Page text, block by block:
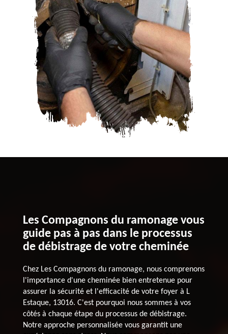
Les Compagnons du ramonage vous
guide pas à pas dans le processus
de débistrage de votre cheminée
Chez Les Compagnons du ramonage, nous comprenons
l'importance d'une cheminée bien entretenue pour
assurer la sécurité et l'efficacité de votre foyer à L
Estaque, 13016. C'est pourquoi nous sommes à vos
côtés à chaque étape du processus de débistrage.
Notre approche personnalisée vous garantit une